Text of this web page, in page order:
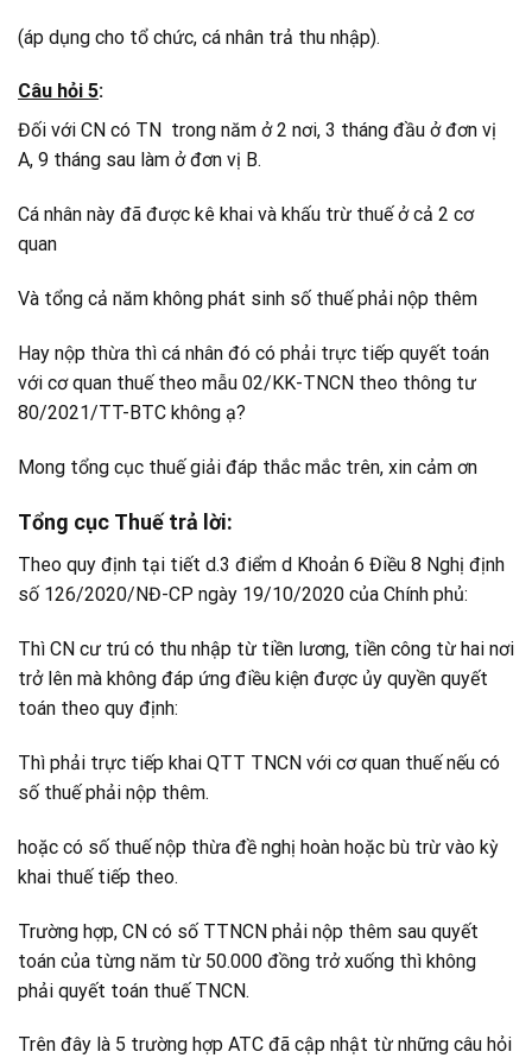
(áp dụng cho tổ chức, cá nhân trả thu nhập).
Câu hỏi 5:
Đối với CN có TN trong năm ở 2 nơi, 3 tháng đầu ở đơn vị
A, 9 tháng sau làm ở đơn vị B.
Cá nhân này đã được kê khai và khấu trừ thuế ở cả 2 cơ
quan
Và tổng cả năm không phát sinh số thuế phải nộp thêm
Hay nộp thừa thì cá nhân đó có phải trực tiếp quyết toán
với cơ quan thuế theo mẫu 02/KK-TNCN theo thông tư
80/2021/TT-BTC không ạ?
Mong tổng cục thuế giải đáp thắc mắc trên, xin cảm ơn
Tổng cục Thuế trả lời:
Theo quy định tại tiết d.3 điểm d Khoản 6 Điều 8 Nghị định
số 126/2020/NĐ-CP ngày 19/10/2020 của Chính phủ:
Thì CN cư trú có thu nhập từ tiền lương, tiền công từ hai nơi
trở lên mà không đáp ứng điều kiện được ủy quyền quyết
toán theo quy định:
Thì phải trực tiếp khai QTT TNCN với cơ quan thuế nếu có
số thuế phải nộp thêm.
hoặc có số thuế nộp thừa đề nghị hoàn hoặc bù trừ vào kỳ
khai thuế tiếp theo.
Trường hợp, CN có số TTNCN phải nộp thêm sau quyết
toán của từng năm từ 50.000 đồng trở xuống thì không
phải quyết toán thuế TNCN.
Trên đây là 5 trường hợp ATC đã cập nhật từ những câu hỏi